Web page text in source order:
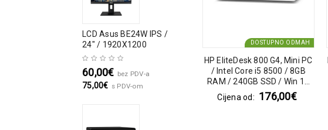
LCD Asus BE24W IPS /
24" / 1920X1200
60,00€ bez PDV-a
75,00€ s PDV-om
DOSTUPNO ODMAH
HP EliteDesk 800 G4, Mini PC
/ Intel Core i5 8500 / 8GB
RAM / 240GB SSD / Win 11
Pro
Cijena od: 176,00€